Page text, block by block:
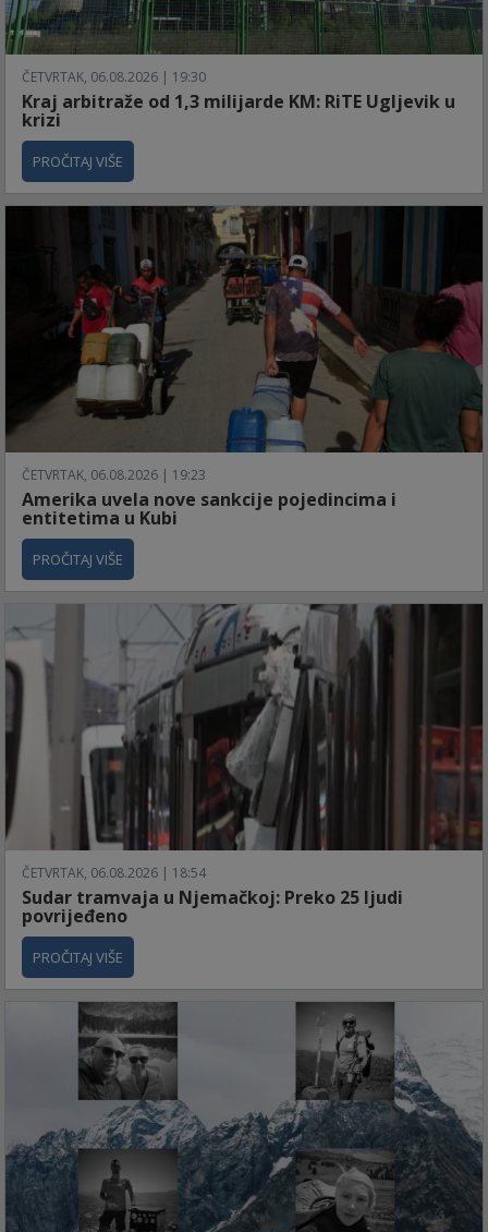
ČETVRTAK, 06.08.2026 | 19:30
Kraj arbitraže od 1,3 milijarde KM: RiTE Ugljevik u
krizi
PROČITAJ VIŠE
ČETVRTAK, 06.08.2026 | 19:23
Amerika uvela nove sankcije pojedincima i
entitetima u Kubi
PROČITAJ VIŠE
ČETVRTAK, 06.08.2026 | 18:54
Sudar tramvaja u Njemačkoj: Preko 25 ljudi
povrijeđeno
PROČITAJ VIŠE